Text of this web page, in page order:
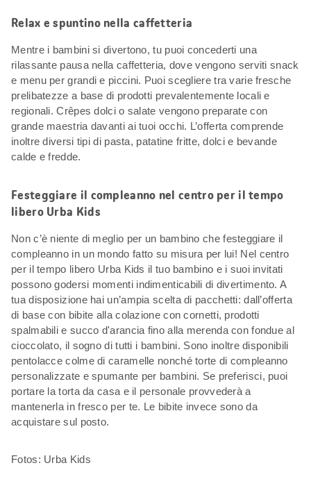
Relax e spuntino nella caffetteria
Mentre i bambini si divertono, tu puoi concederti una
rilassante pausa nella caffetteria, dove vengono serviti snack
e menu per grandi e piccini. Puoi scegliere tra varie fresche
prelibatezze a base di prodotti prevalentemente locali e
regionali. Crêpes dolci o salate vengono preparate con
grande maestria davanti ai tuoi occhi. L’offerta comprende
inoltre diversi tipi di pasta, patatine fritte, dolci e bevande
calde e fredde.
Festeggiare il compleanno nel centro per il tempo
libero Urba Kids
Non c’è niente di meglio per un bambino che festeggiare il
compleanno in un mondo fatto su misura per lui! Nel centro
per il tempo libero Urba Kids il tuo bambino e i suoi invitati
possono godersi momenti indimenticabili di divertimento. A
tua disposizione hai un’ampia scelta di pacchetti: dall’offerta
di base con bibite alla colazione con cornetti, prodotti
spalmabili e succo d'arancia fino alla merenda con fondue al
cioccolato, il sogno di tutti i bambini. Sono inoltre disponibili
pentolacce colme di caramelle nonché torte di compleanno
personalizzate e spumante per bambini. Se preferisci, puoi
portare la torta da casa e il personale provvederà a
mantenerla in fresco per te. Le bibite invece sono da
acquistare sul posto.
Fotos: Urba Kids